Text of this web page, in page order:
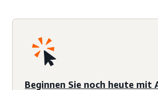
Beginnen Sie noch heute mit